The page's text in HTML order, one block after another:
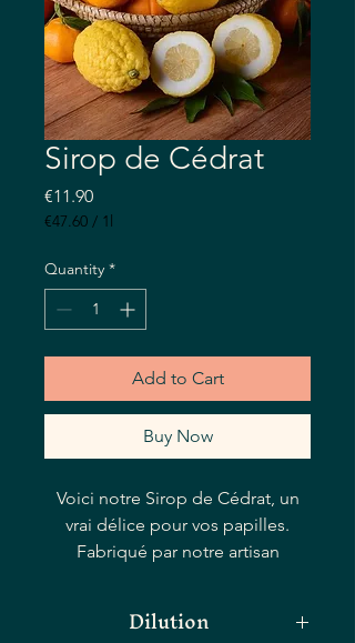
Sirop de Cédrat
€11.90Price
€47.60 / 1l
per
1
Liter
Quantity *
Add to Cart
Buy Now
Voici notre Sirop de Cédrat, un
vrai délice pour vos papilles.
Fabriqué par notre artisan
incontournable pour tout
Dilution